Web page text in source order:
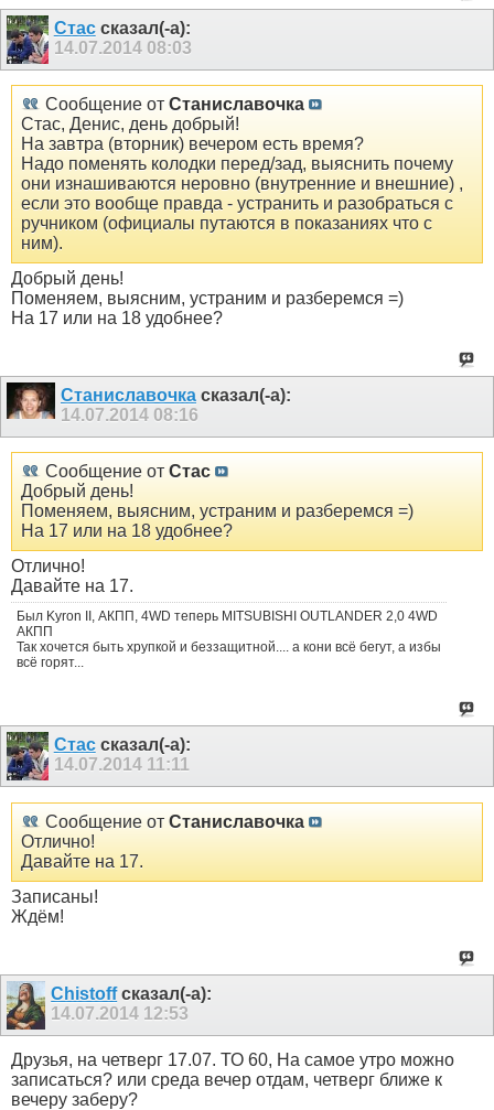
Стассказал(-а):
14.07.2014 08:03
Сообщение от Станиславочка
Стас, Денис, день добрый!
На завтра (вторник) вечером есть время?
Надо поменять колодки перед/зад, выяснить почему
они изнашиваются неровно (внутренние и внешние) ,
если это вообще правда - устранить и разобраться с
ручником (официалы путаются в показаниях что с
ним).
Добрый день!
Поменяем, выясним, устраним и разберемся =)
На 17 или на 18 удобнее?
Станиславочка сказал(-а):
14.07.2014 08:16
Сообщение от Стас
Добрый день!
Поменяем, выясним, устраним и разберемся =)
На 17 или на 18 удобнее?
Отлично!
Давайте на 17.
Был Kyron II, АКПП, 4WD теперь MITSUBISHI OUTLANDER 2,0 4WD
АКПП
Так хочется быть хрупкой и беззащитной.... а кони всё бегут, а избы
всё горят...
Стассказал(-а):
14.07.2014 11:11
Сообщение от Станиславочка
Отлично!
Давайте на 17.
Записаны!
Ждём!
Chistoffсказал(-а):
14.07.2014 12:53
Друзья, на четверг 17.07. ТО 60, На самое утро можно
записаться? или среда вечер отдам, четверг ближе к
вечеру заберу?